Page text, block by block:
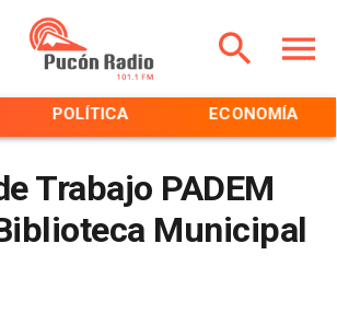
POLÍTICA ECONOMÍA
Trabajo PADEM
Municipal